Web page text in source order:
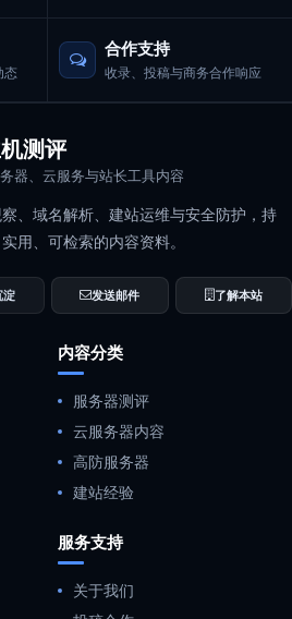
态
合作支持
收录、投稿与商务合作响应
测评
器、云服务与站长工具内容
、域名解析、建站运维与安全防护，持
用、可检索的内容资料。
淀 发送邮件 了解本站
内容分类
服务器测评
云服务器内容
高防服务器
建站经验
服务支持
关于我们